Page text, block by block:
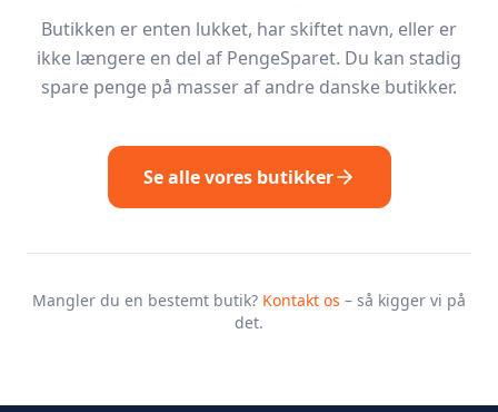
Butikken er enten lukket, har skiftet navn, eller er
ikke længere en del af PengeSparet. Du kan stadig
spare penge på masser af andre danske butikker.
Se alle vores butikker
Mangler du en bestemt butik? Kontakt os – så kigger vi på
det.